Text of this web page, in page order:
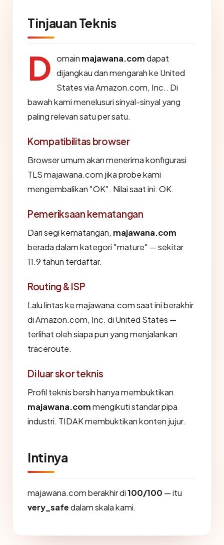
Tinjauan Teknis
D omain majawana.comdapat
dijangkau dan mengarah ke United
States via Amazon.com, Inc.. Di
bawah kami menelusuri sinyal-sinyal yang
paling relevan satu per satu.
Kompatibilitas browser
Browser umum akan menerima konfigurasi
TLS majawana.com jika probe kami
mengembalikan "OK". Nilai saat ini: OK.
Pemeriksaan kematangan
Dari segi kematangan, majawana.com
berada dalam kategori "mature" — sekitar
11.9 tahun terdaftar.
Routing & ISP
Lalu lintas ke majawana.com saat ini berakhir
di Amazon.com, Inc. di United States —
terlihat oleh siapa pun yang menjalankan
traceroute.
Di luar skor teknis
Profil teknis bersih hanya membuktikan
majawana.commengikuti standar pipa
industri. TIDAK membuktikan konten jujur.
Intinya
majawana.com berakhir di100/100 — itu
very_safedalam skala kami.